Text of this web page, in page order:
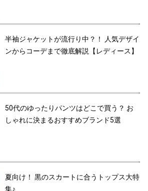
半袖ジャケットが流行り中？！ 人気デザイ
ンからコーデまで徹底解説【レディース】
50代のゆったりパンツはどこで買う？ お
しゃれに決まるおすすめブランド5選
夏向け！ 黒のスカートに合うトップス大特
集♪